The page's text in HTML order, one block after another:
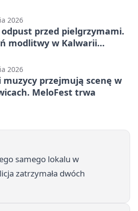
2026
przed pielgrzymami.
modlitwy w Kalwarii
2026
muzycy przejmują scenę w
MeloFest trwa
samego lokalu w
zatrzymała dwóch